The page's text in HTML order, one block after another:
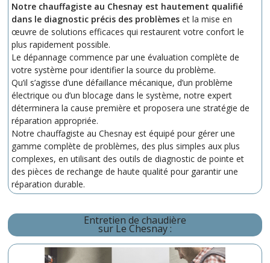
Notre chauffagiste au Chesnay est hautement qualifié
dans le diagnostic précis des problèmes et la mise en
œuvre de solutions efficaces qui restaurent votre confort le
plus rapidement possible.
Le dépannage commence par une évaluation complète de
votre système pour identifier la source du problème.
Qu’il s’agisse d’une défaillance mécanique, d’un problème
électrique ou d’un blocage dans le système, notre expert
déterminera la cause première et proposera une stratégie de
réparation appropriée.
Notre chauffagiste au Chesnay est équipé pour gérer une
gamme complète de problèmes, des plus simples aux plus
complexes, en utilisant des outils de diagnostic de pointe et
des pièces de rechange de haute qualité pour garantir une
réparation durable.
Entretien de chaudière
sur Le Chesnay: